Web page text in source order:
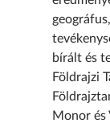
bírált és
Földrajzi
Monor és